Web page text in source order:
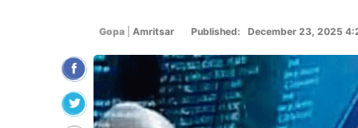
Gopa Amritsar Published: December 23, 2025